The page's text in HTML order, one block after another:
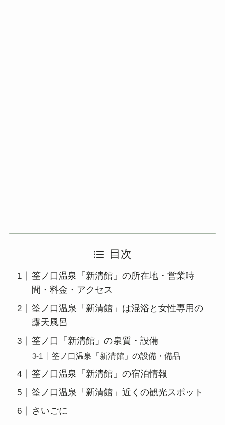
目次
筌ノ口温泉「新清館」の所在地・営業時
間・料金・アクセス
筌ノ口温泉「新清館」は混浴と女性専用の
露天風呂
筌ノ口「新清館」の泉質・設備
筌ノ口温泉「新清館」の設備・備品
筌ノ口温泉「新清館」の宿泊情報
筌ノ口温泉「新清館」近くの観光スポット
さいごに